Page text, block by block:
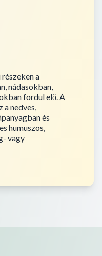
a
nádasokban,
fordul elő. A
a nedves,
és
humuszos,
vagy